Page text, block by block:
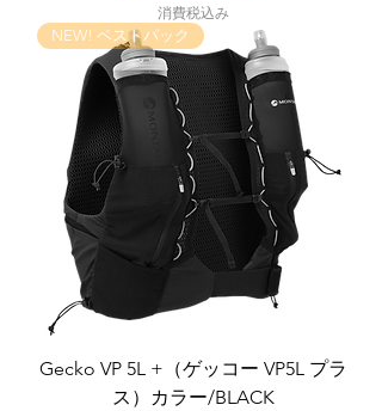
消費税込み
NEW! ベストパック
Gecko VP 5L +（ゲッコー VP5L プラ
ス）カラー/BLACK